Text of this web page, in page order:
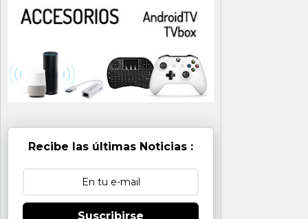
Recibe las últimas Noticias :
Suscribirse